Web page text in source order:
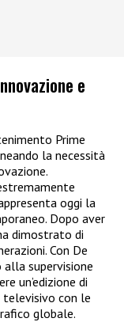
e
Prime
la necessità
oggi la
Dopo aver
dimostrato di
Con De
supervisione
un’edizione di
con le
globale.